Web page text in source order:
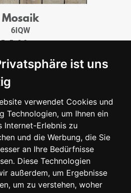
ist uns
verwendet Cookies und
Technologien, um Ihnen ein
Internet-Erlebnis zu
und die Werbung, die Sie
an Ihre Bedürfnisse
Diese Technologien
außerdem, um Ergebnisse
um zu verstehen, woher
Mosaik
6IQW
5x5x0,9 cm
Charge, Brand, Formate und weitere Einflüsse
Abbildung abweichen.